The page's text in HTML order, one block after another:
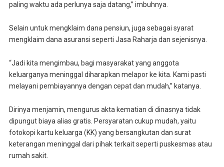
paling waktu ada perlunya saja datang,” imbuhnya.
Selain untuk mengklaim dana pensiun, juga sebagai syarat
mengklaim dana asuransi seperti Jasa Raharja dan sejenisnya.
“Jadi kita mengimbau, bagi masyarakat yang anggota
keluarganya meninggal diharapkan melapor ke kita. Kami pasti
melayani pembiayannya dengan cepat dan mudah,” katanya.
Dirinya menjamin, mengurus akta kematian di dinasnya tidak
dipungut biaya alias gratis. Persyaratan cukup mudah, yaitu
fotokopi kartu keluarga (KK) yang bersangkutan dan surat
keterangan meninggal dari pihak terkait seperti puskesmas atau
rumah sakit.